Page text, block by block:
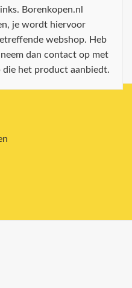
Borenkopen.nl
je wordt hiervoor
webshop. Heb
dan contact op met
het product aanbiedt.